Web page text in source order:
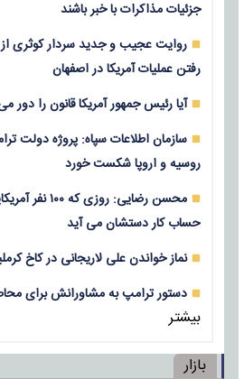
جزئیات مذاکرات با خبر باشند
روایت عجیب و جدید سردار کوثری
رفتن عملیات آمریکا در اصفهان
آیا رئیس جمهور آمریکا قانون را دور
سازمان اطلاعات سپاه: پروژه دولت
روسیه و اروپا شکست خورد
محسن رضایی: روزی
حساب کار دستشان می آید
نماز خواندن علی لاریجانی در کاخ
دستور ترامپ به مشاورانش برای
بیشتر
بازار